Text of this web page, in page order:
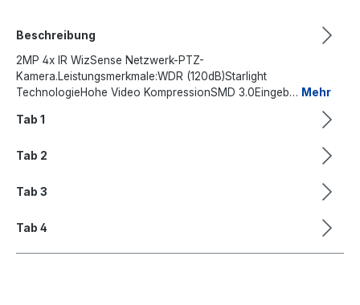
Beschreibung
2MP 4x IR WizSense Netzwerk-PTZ-
Kamera.Leistungsmerkmale:WDR (120dB)Starlight
TechnologieHohe Video KompressionSMD 3.0Eingeb… Mehr
Tab 1
Tab 2
Tab 3
Tab 4